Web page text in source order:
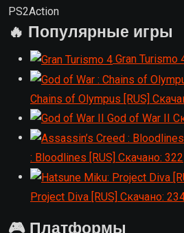
PS2Action
🔥 Популярные игры
Gran Turismo
Chains of Olympus [RUS]
God of War II
: Bloodlines [RUS] Скачано: 322
Project Diva [RUS] Скачано:
🎮 Платформы